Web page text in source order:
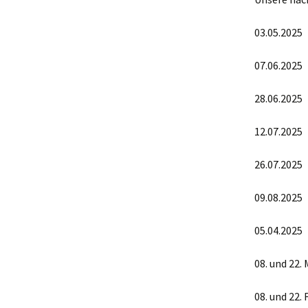
03.05.2025
07.06.2025
28.06.2025
12.07.2025
26.07.2025
09.08.2025
05.04.2025
08. und 22.
08. und 22.